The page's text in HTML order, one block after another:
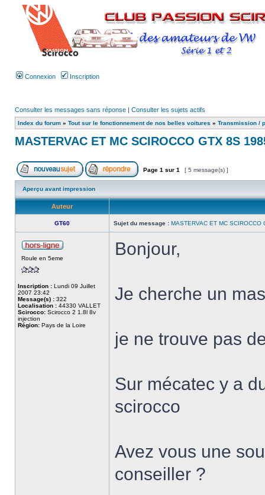
Connexion Inscription
Consulter les messages sans réponse | Consulter les sujets actifs
Index du forum » Tout sur le fonctionnement de nos belles voitures » Transmission /
MASTERVAC ET MC SCIROCCO GTX 8S
Page 1 sur 1 [ 5 message(s) ]
Aperçu avant impression
Auteur
GT60 Sujet du message : MASTERVAC ET MC SCIROCCO
Roule en 5eme
Inscription : Lundi 09 Juillet
2007 23:42
Message(s) : 322
Localisation : 44330 VALLET
Scirocco: Scirocco 2 1.8l 8v
injection
Région: Pays de la Loire
Bonjour,
Je cherche un
je ne trouve pas
Sur mécatec y a
scirocco
Avez vous une
conseiller ?